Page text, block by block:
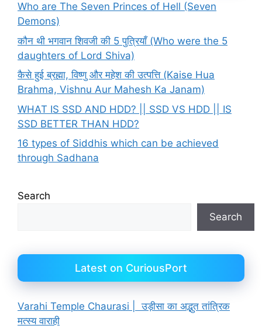
Who are The Seven Princes of Hell (Seven
Demons)
कौन थी भगवान शिवजी की 5 पुत्रियाँ (Who were the 5
daughters of Lord Shiva)
कैसे हुई ब्रह्मा, विष्णु और महेश की उत्पत्ति (Kaise Hua
Brahma, Vishnu Aur Mahesh Ka Janam)
WHAT IS SSD AND HDD? || SSD VS HDD || IS
SSD BETTER THAN HDD?
16 types of Siddhis which can be achieved
through Sadhana
Search
Search
Latest on CuriousPort
Varahi Temple Chaurasi | उड़ीसा का अद्भुत तांत्रिक
मत्स्य वाराही